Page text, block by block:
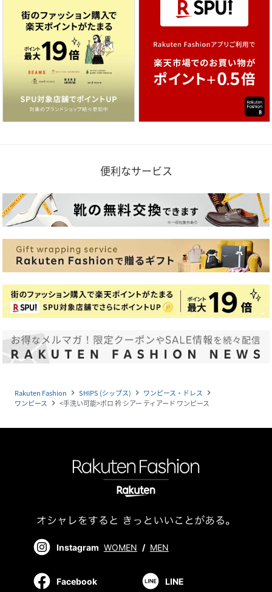
便利なサービス
Rakuten Fashion navigate_next SHIPS (シップス) navigate_next ワンピース・ドレス navigate_next
ワンピース navigate_next <手洗い可能>ポロ 衿 シアー ティアード ワンピース
Instagram WOMEN / MEN
Facebook LINE